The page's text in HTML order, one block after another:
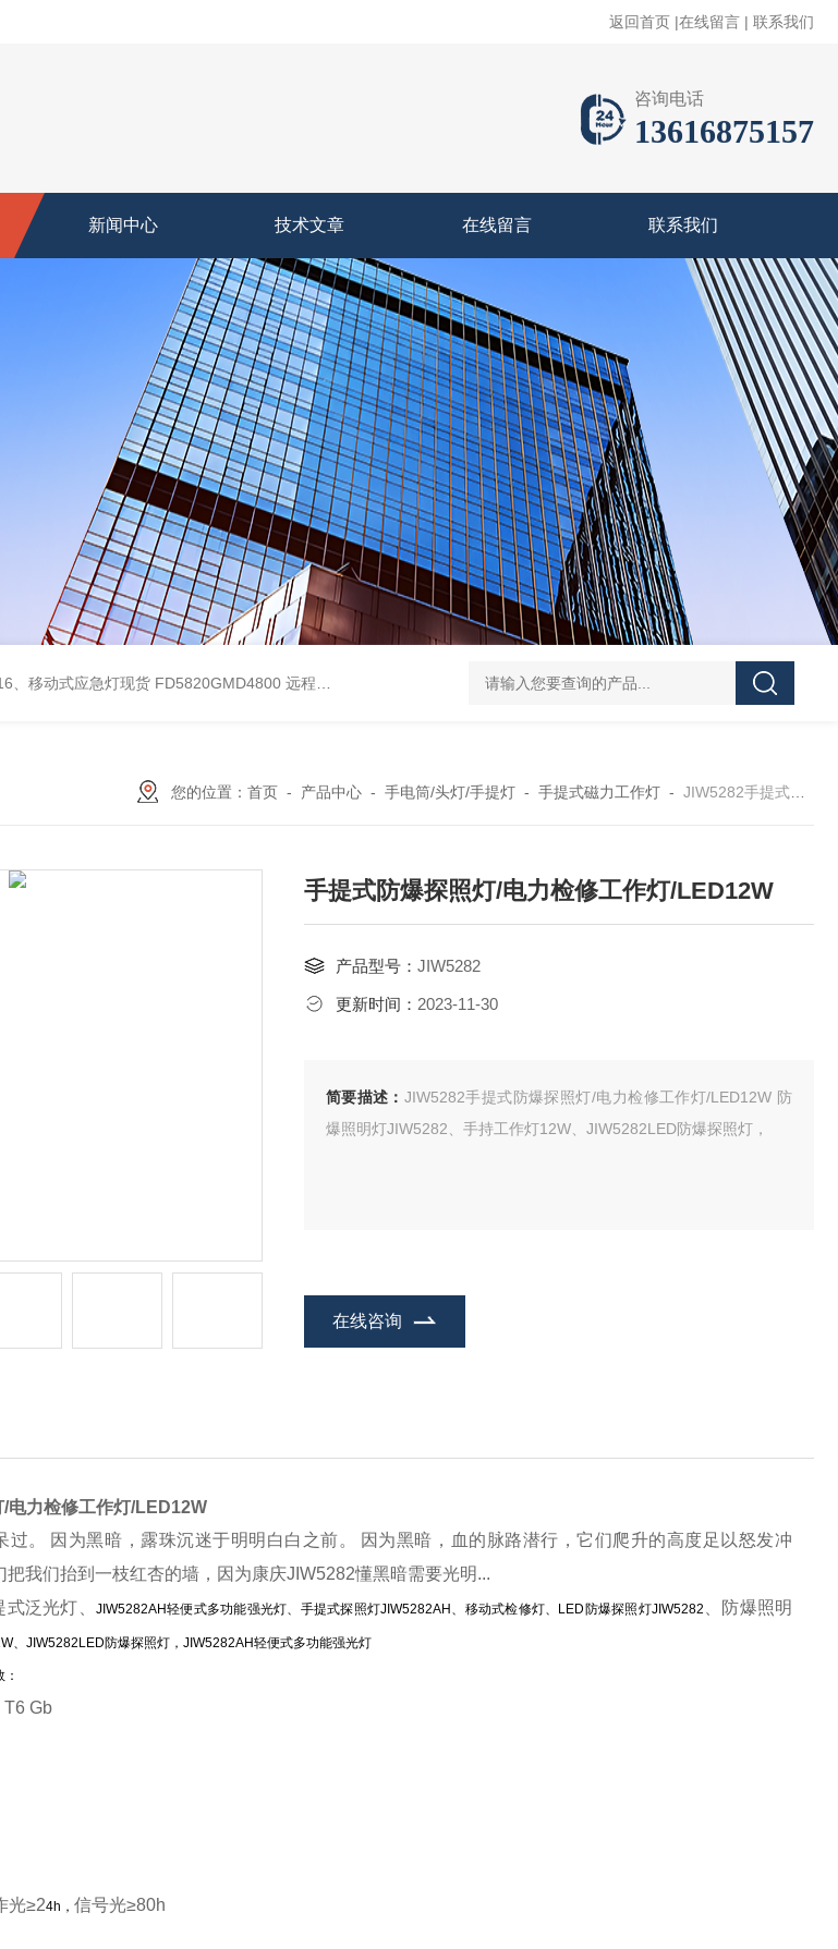
返回首页 |在线留言 | 联系我们
咨询电话
13616875157
新闻中心 技术文章 在线留言 联系我们
、移动式应急灯现货 FD5820GMD4800 远程方位灯价格 红色 信号灯多功能声光报警器GAD112红光3.7V红闪
您的位置： 首页- 产品中心- 手电筒/头灯/手提灯- 手提式磁力工作灯- JIW5282手提式防爆探照灯/电力检修工作灯/LED12W
手提式防爆探照灯/电力检修工作灯/LED12W
产品型号： JIW5282
更新时间： 2023-11-30
简要描述： JIW5282手提式防爆探照灯/电力检修工作灯/LED12W 防
爆照明灯JIW5282、手持工作灯12W、JIW5282LED防爆探照灯，
在线咨询
电力检修工作灯/LED12W
。
因为黑暗，露珠沉迷于明明白白之前。
因为黑暗，血的脉路潜行，它们爬升的高度足以怒发冲
把我们抬到一枝红杏的墙，因为康庆JIW5282懂黑暗需要光明...
泛光灯、
JIW5282AH轻便式多功能强光灯、手提式探照灯JIW5282AH、移动式检修灯、LED防爆探照灯JIW5282
、防爆照明
、JIW5282LED防爆探照灯，JIW5282AH轻便式多功能强光灯
T6 Gb
光≥24h， 信号光≥80h